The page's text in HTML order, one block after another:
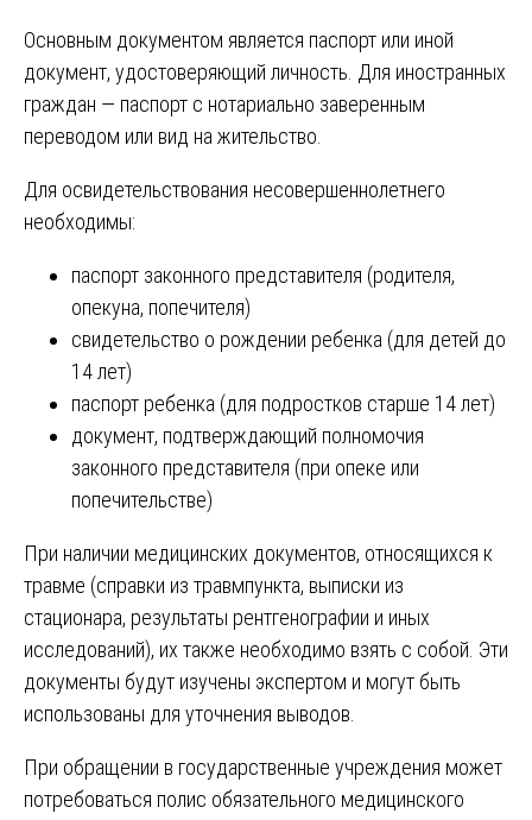
Основным документом является паспорт или иной
документ, удостоверяющий личность. Для иностранных
граждан — паспорт с нотариально заверенным
переводом или вид на жительство.
Для освидетельствования несовершеннолетнего
необходимы:
паспорт законного представителя (родителя,
опекуна, попечителя)
свидетельство о рождении ребенка (для детей до
14 лет)
паспорт ребенка (для подростков старше 14 лет)
документ, подтверждающий полномочия
законного представителя (при опеке или
попечительстве)
При наличии медицинских документов, относящихся к
травме (справки из травмпункта, выписки из
стационара, результаты рентгенографии и иных
исследований), их также необходимо взять с собой. Эти
документы будут изучены экспертом и могут быть
использованы для уточнения выводов.
При обращении в государственные учреждения может
потребоваться полис обязательного медицинского